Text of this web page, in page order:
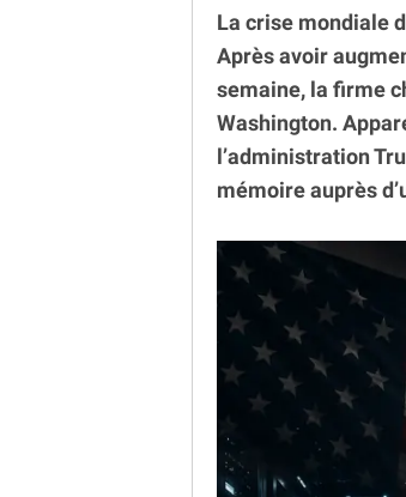
La crise mondiale
Après avoir
semaine, la firme
Washington.
l’administration
mémoire auprès